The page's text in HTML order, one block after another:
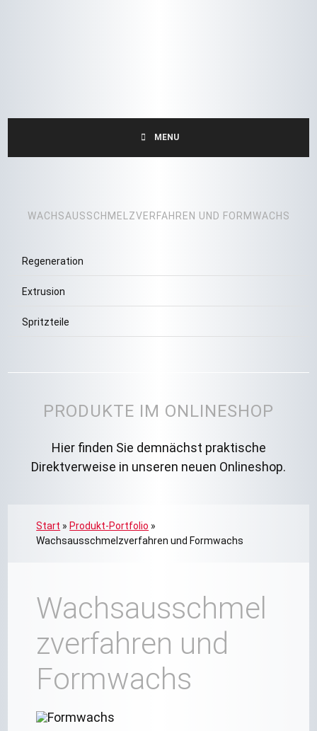
MENU
WACHSAUSSCHMELZVERFAHREN UND FORMWACHS
Regeneration
Extrusion
Spritzteile
PRODUKTE IM ONLINESHOP
Hier finden Sie demnächst praktische
Direktverweise in unseren neuen Onlineshop.
Start » Produkt-Portfolio »
Wachsausschmelzverfahren und Formwachs
Wachsausschmel
zverfahren und
Formwachs